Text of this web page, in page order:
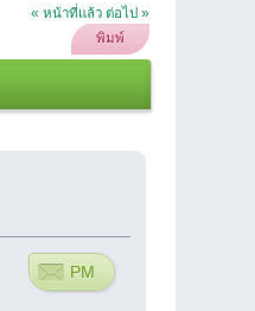
« หน้าที่แล้ว ต่อไป »
พิมพ์
PM